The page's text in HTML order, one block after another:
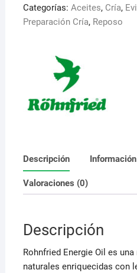
Categorías: Aceites, Cría,
Preparación Cría, Reposo
Descripción
Valoraciones (0)
Descripción
Rohnfried Energie Oil es
naturales enriquecidas con